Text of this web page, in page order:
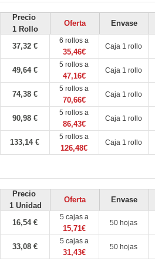
Precio
1 Rollo
Oferta Envase
37,32 €
6 rollos a
35,46€
Caja 1 rollo
49,64 €
5 rollos a
47,16€
Caja 1 rollo
74,38 €
5 rollos a
70,66€
Caja 1 rollo
90,98 €
5 rollos a
86,43€
Caja 1 rollo
133,14 €
5 rollos a
126,48€
Caja 1 rollo
Precio
1 Unidad
Oferta Envase
16,54 €
5 cajas a
15,71€
50 hojas
33,08 €
5 cajas a
31,43€
50 hojas